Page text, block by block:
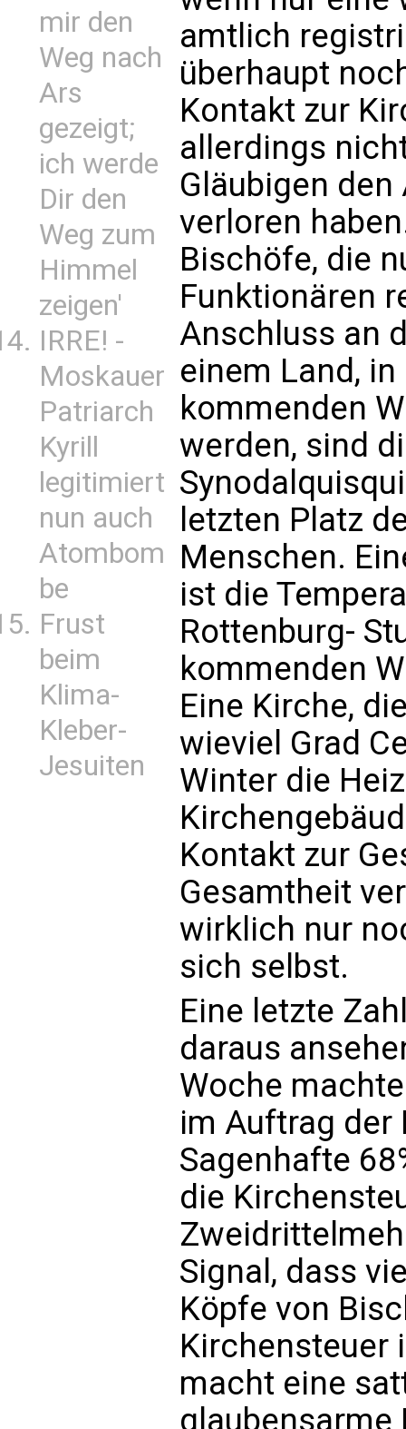
mir den
Weg nach
Ars
gezeigt;
ich werde
Dir den
Weg zum
Himmel
zeigen'
IRRE! -
Moskauer
Patriarch
Kyrill
legitimiert
nun auch
Atombom
be
Frust
beim
Klima-
Kleber-
Jesuiten
amtlich
überhaupt
Kontakt zur
allerdings
Gläubigen
verloren
Bischöfe, die
Funktionären
Anschluss an
einem Land,
kommenden
werden, sind
letzten Platz
Menschen.
ist die
Rottenburg-
kommenden
Eine Kirche,
wieviel Grad
Winter die
Kontakt zur
Gesamtheit
wirklich nur
sich selbst.
Eine letzte
daraus
Woche
im Auftrag der
Sagenhafte
die
Signal, dass
Köpfe von
Kirchensteuer
macht eine
glaubensarme